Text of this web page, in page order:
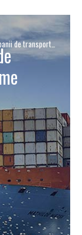
de transport
la alianță